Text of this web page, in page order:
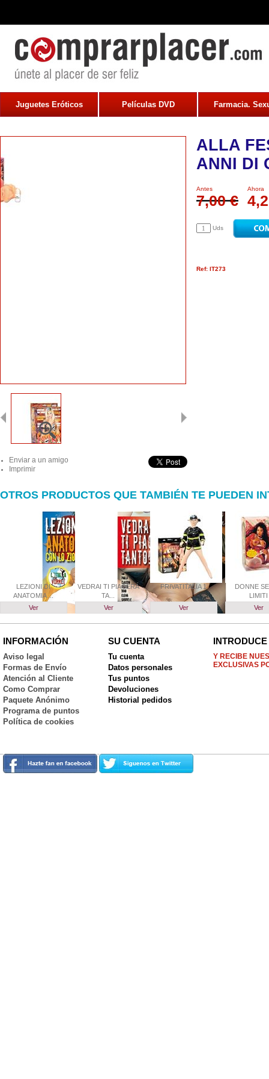
Juguetes Eróticos Películas DVD Farmacia.
Enviar a un amigo
Imprimir
ALLA
ANNI DI
Antes
7,00 €
Ahora
Uds
Ref: IT273
OTROS PRODUCTOS QUE TAMBIÉN TE PUEDEN
LEZIONI DI
ANATOMIA ...
Ver
VEDRAI TI PIACERÁ
TA...
Ver
PRIVATITALIA 1
Ver
DONNE
LIMITI
Ver
INFORMACIÓN
Aviso legal
Formas de Envío
Atención al Cliente
Como Comprar
Paquete Anónimo
Programa de puntos
Política de cookies
SU CUENTA
Tu cuenta
Datos personales
Tus puntos
Devoluciones
Historial pedidos
Y RECIBE
EXCLUSIVAS